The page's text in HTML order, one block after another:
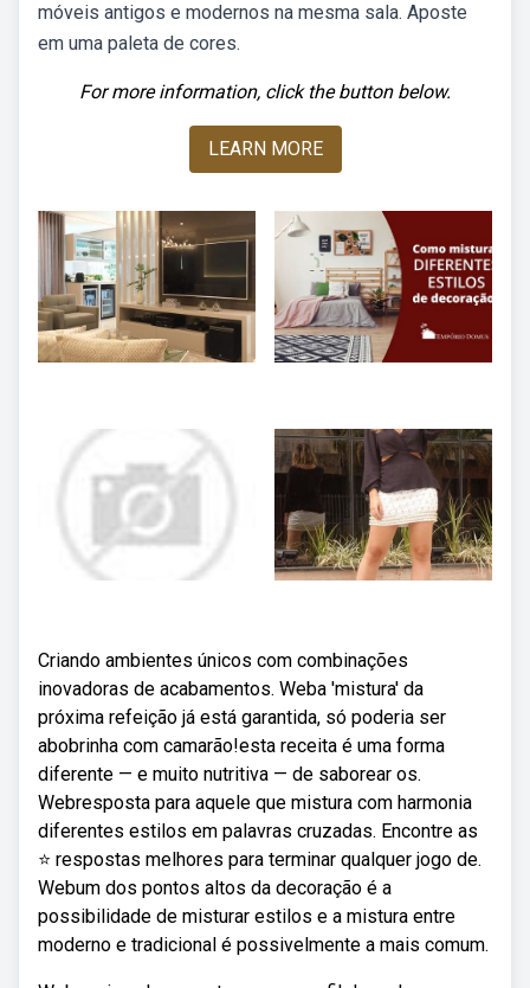
móveis antigos e modernos na mesma sala. Aposte
em uma paleta de cores.
For more information, click the button below.
LEARN MORE
Criando ambientes únicos com combinações
inovadoras de acabamentos. Weba 'mistura' da
próxima refeição já está garantida, só poderia ser
abobrinha com camarão!esta receita é uma forma
diferente — e muito nutritiva — de saborear os.
Webresposta para aquele que mistura com harmonia
diferentes estilos em palavras cruzadas. Encontre as
⭐ respostas melhores para terminar qualquer jogo de.
Webum dos pontos altos da decoração é a
possibilidade de misturar estilos e a mistura entre
moderno e tradicional é possivelmente a mais comum.